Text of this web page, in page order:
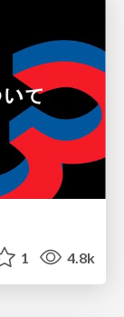
1 4.8k